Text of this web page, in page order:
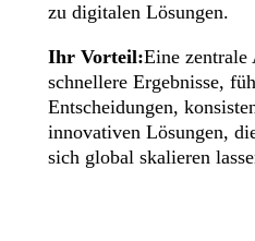
zu digitalen Lösungen.
Ihr Vorteil:Eine
schnellere Ergebnisse,
Entscheidungen,
innovativen Lösungen,
sich global skalieren